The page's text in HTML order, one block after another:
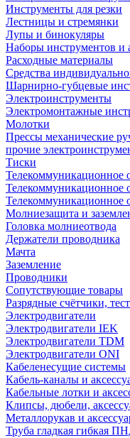
Инструменты для резки
Лестницы и стремянки
Лупы и бинокуляры
Наборы инструментов и
Расходные материалы
Средства
Шарнирно-губцевые
Электроинструменты
Электромонтажные
Молотки
Прессы механические
прочие
Тиски
Телекоммуникационное
Телекоммуникационное
Телекоммуникационное
Молниезащита и
Головка молниеотвода
Держатели проводника
Мачта
Заземление
Проводники
Сопутствующие товары
Разрядные счётчики,
Электродвигатели
Электродвигатели IEK
Электродвигатели TDM
Электродвигатели ONI
Кабеленесущие системы
Кабель-каналы и
Кабельные лотки и
Клипсы, дюбели,
Металлорукав и
Труба гладкая гибкая